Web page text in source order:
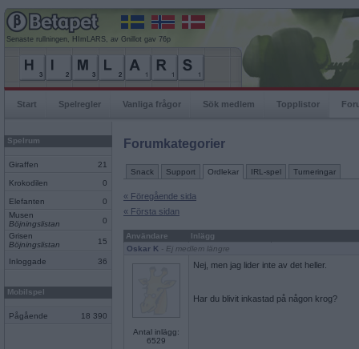
Senaste rullningen, HImLARS, av Gnillot gav 76p
Start Spelregler Vanliga frågor Sök medlem Topplistor
Spelrum
Giraffen 21
Krokodilen 0
Elefanten
0
Musen
Böjningslistan
0
Grisen
Böjningslistan
15
Inloggade 36
Mobilspel
Pågående 18 390
Forumkategorier
Snack Support Ordlekar IRL-spel Turneringar
« Föregående sida
« Första sidan
Användare
Inlägg
Oskar K - Ej medlem längre
Antal inlägg:
6529
Nej, men jag lider inte av det heller.
Har du blivit inkastad på någon krog?